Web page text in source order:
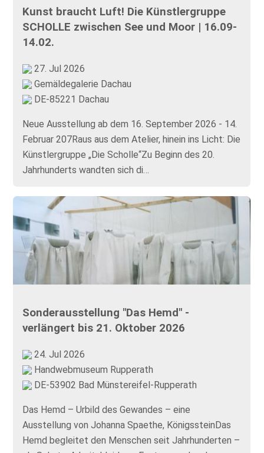
Kunst braucht Luft! Die Künstlergruppe
SCHOLLE zwischen See und Moor | 16.09-
14.02.
27. Jul 2026
Gemäldegalerie Dachau
DE-85221 Dachau
Neue Ausstellung ab dem 16. September 2026 - 14.
Februar 207Raus aus dem Atelier, hinein ins Licht: Die
Künstlergruppe „Die Scholle“Zu Beginn des 20.
Jahrhunderts wandten sich di…
Sonderausstellung "Das Hemd" -
verlängert bis 21. Oktober 2026
24. Jul 2026
Handwebmuseum Rupperath
DE-53902 Bad Münstereifel-Rupperath
Das Hemd – Urbild des Gewandes – eine
Ausstellung von Johanna Spaethe, KönigssteinDas
Hemd begleitet den Menschen seit Jahrhunderten –